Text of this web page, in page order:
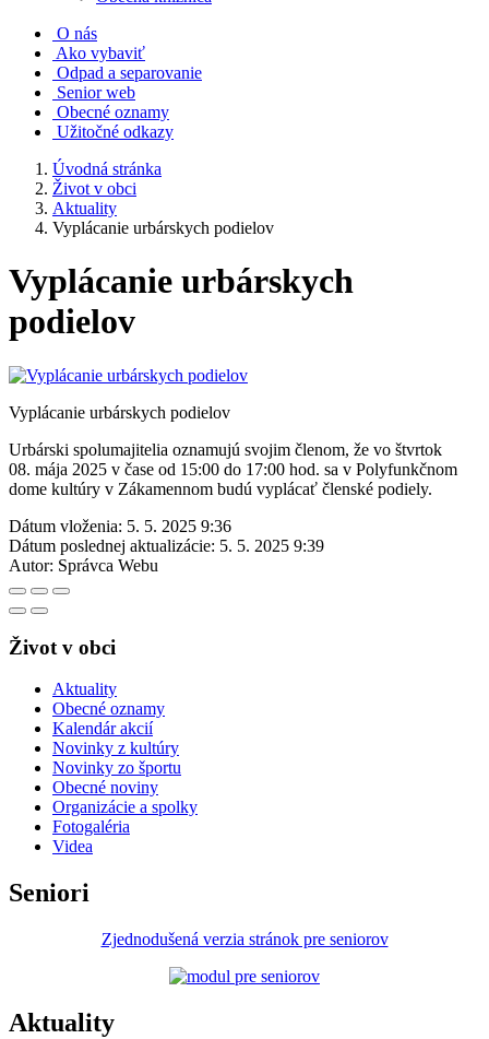
O nás
Ako vybaviť
Odpad a separovanie
Senior web
Obecné oznamy
Užitočné odkazy
Úvodná stránka
Život v obci
Aktuality
Vyplácanie urbárskych podielov
Vyplácanie urbárskych
podielov
Vyplácanie urbárskych podielov
Urbárski spolumajitelia oznamujú svojim členom, že vo štvrtok
08. mája 2025 v čase od 15:00 do 17:00 hod. sa v Polyfunkčnom
dome kultúry v Zákamennom budú vyplácať členské podiely.
Dátum vloženia: 5. 5. 2025 9:36
Dátum poslednej aktualizácie: 5. 5. 2025 9:39
Autor: Správca Webu
Život v obci
Aktuality
Obecné oznamy
Kalendár akcií
Novinky z kultúry
Novinky zo športu
Obecné noviny
Organizácie a spolky
Fotogaléria
Videa
Seniori
Zjednodušená verzia stránok pre seniorov
Aktuality